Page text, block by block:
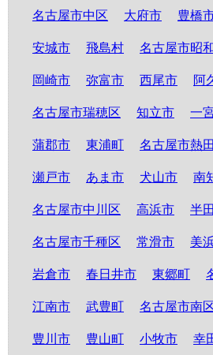
名古屋市中区 大府市 豊橋
安城市 飛島村 名古屋市昭
岡崎市 弥富市 西尾市 阿
名古屋市瑞穂区 知立市 一
蒲郡市 東浦町 名古屋市熱
瀬戸市 あま市 犬山市 南
名古屋市中川区 高浜市 半
名古屋市千種区 常滑市 美
岩倉市 春日井市 東郷町
江南市 武豊町 名古屋市南
豊川市 豊山町 小牧市 幸